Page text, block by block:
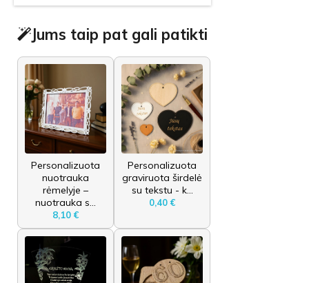
Jums taip pat gali patikti
Personalizuota
nuotrauka
rėmelyje –
nuotrauka s...
8,10 €
Personalizuota
graviruota širdelė
su tekstu - k...
0,40 €